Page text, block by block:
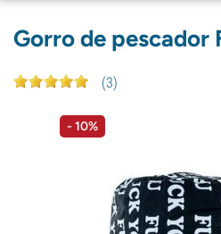
Gorro de pescador
(3)
- 10%